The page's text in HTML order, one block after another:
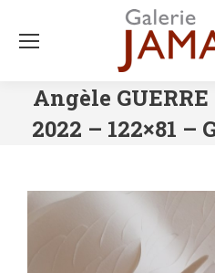
Angèle
2022 – 122×81